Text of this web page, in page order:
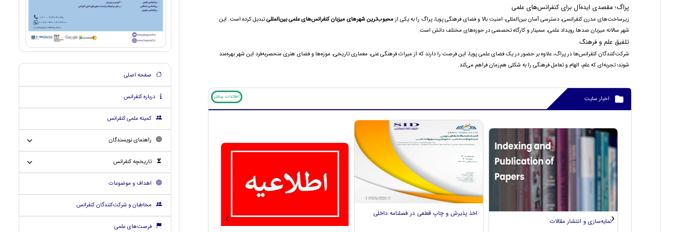
پراگ؛ مقصدی ایده‌آل برای کنفرانس‌های علمی
زیرساخت‌های مدرن کنفرانسی، دسترسی آسان بین‌المللی، امنیت بالا و فضای فرهنگی پویا، پراگ را به یکی ازمحبوب‌ترین شهرهای میزبان کنفرانس‌های علمی بین‌المللیتبدیل کرده است. این
شهر سالانه میزبان صدها رویداد علمی، سمینار و کارگاه تخصصی در حوزه‌های مختلف دانش است.
تلفیق علم و فرهنگ
شرکت‌کنندگان کنفرانس‌ها در پراگ، علاوه بر حضور در یک فضای علمی پویا، این فرصت را دارند که از میراث فرهنگی غنی، معماری تاریخی، موزه‌ها و فضای هنری منحصر‌به‌فرد این شهر بهره‌مند
شوند؛ تجربه‌ای که علم، الهام و تعامل فرهنگی را به شکلی هم‌زمان فراهم می‌کند.
اخبار سایت اطلاعات بیشتر
اخذ پذیرش و چاپ قطعی در فصلنامه داخلی
همکاری در بخش کمیته علمی و داوری ‹ ›
صفحه اصلی
درباره کنفرانس
کمیته علمی کنفرانس
راهنمای نویسندگان
تاریخچه کنفرانس
اهداف و موضوعات
مخاطبان و شرکت‌کنندگان کنفرانس
فرصت‌های علمی